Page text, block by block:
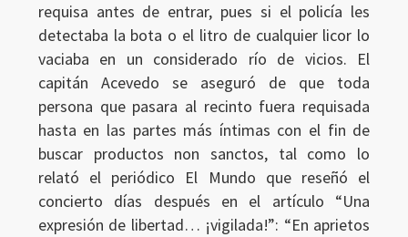
requisa antes de entrar, pues si el policía les
detectaba la bota o el litro de cualquier licor lo
vaciaba en un considerado río de vicios. El
capitán Acevedo se aseguró de que toda
persona que pasara al recinto fuera requisada
hasta en las partes más íntimas con el fin de
buscar productos non sanctos, tal como lo
relató el periódico El Mundo que reseñó el
concierto días después en el artículo “Una
expresión de libertad… ¡vigilada!”: “En aprietos